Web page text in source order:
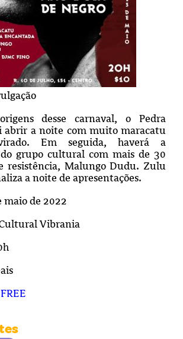
desse carnaval, o Pedra
abrir a noite com muito maracatu
Em seguida, haverá a
do grupo cultural com mais de 30
resistência, Malungo Dudu. Zulu
a noite de apresentações.
maio de 2022
Vibrania